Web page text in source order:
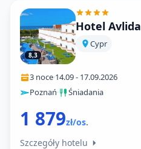
8,3
Hotel Avlida
Cypr
3 noce·14.09- 17.09.2026
Poznań· Śniadania
1 879zł/os.
Szczegóły hotelu